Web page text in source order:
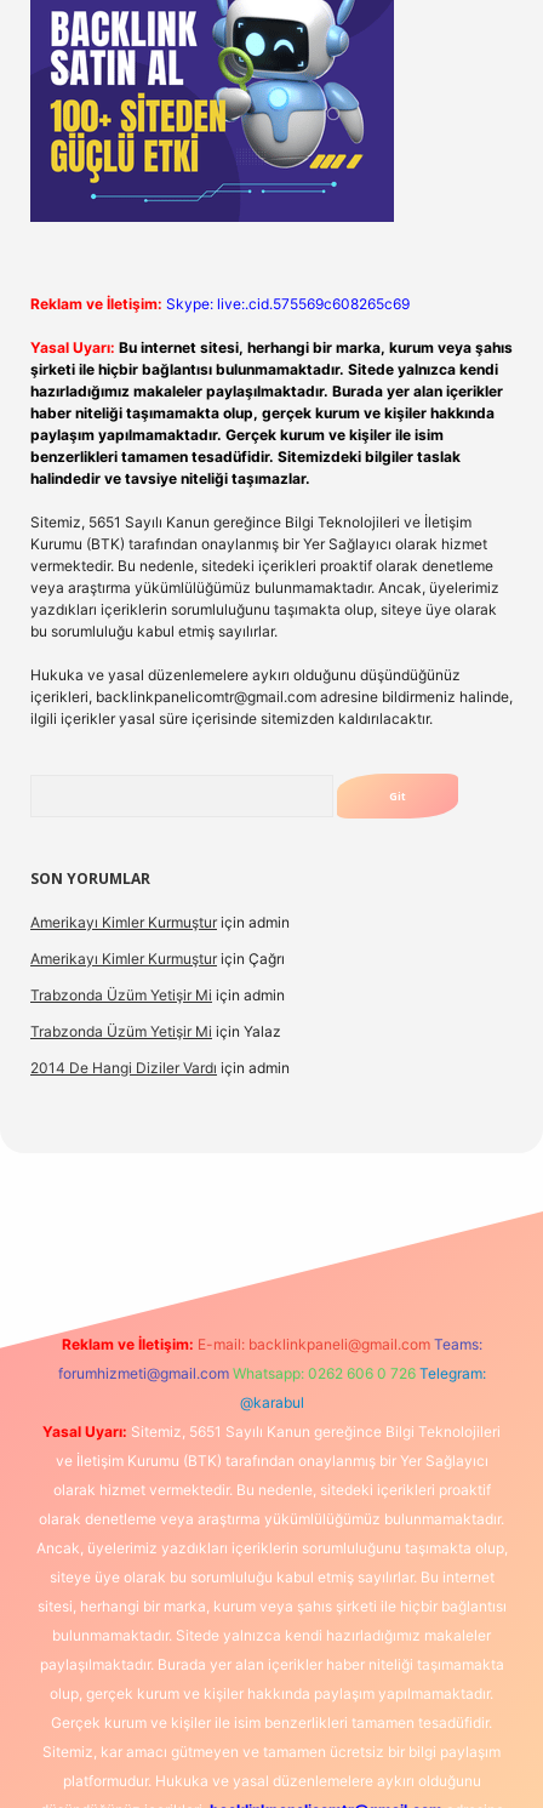
Reklam ve İletişim: Skype: live:.cid.575569c608265c69
Yasal Uyarı: Bu internet sitesi, herhangi bir marka, kurum veya şahıs
şirketi ile hiçbir bağlantısı bulunmamaktadır. Sitede yalnızca kendi
hazırladığımız makaleler paylaşılmaktadır. Burada yer alan içerikler
haber niteliği taşımamakta olup, gerçek kurum ve kişiler hakkında
paylaşım yapılmamaktadır. Gerçek kurum ve kişiler ile isim
benzerlikleri tamamen tesadüfidir. Sitemizdeki bilgiler taslak
halindedir ve tavsiye niteliği taşımazlar.
Sitemiz, 5651 Sayılı Kanun gereğince Bilgi Teknolojileri ve İletişim
Kurumu (BTK) tarafından onaylanmış bir Yer Sağlayıcı olarak hizmet
vermektedir. Bu nedenle, sitedeki içerikleri proaktif olarak denetleme
veya araştırma yükümlülüğümüz bulunmamaktadır. Ancak, üyelerimiz
yazdıkları içeriklerin sorumluluğunu taşımakta olup, siteye üye olarak
bu sorumluluğu kabul etmiş sayılırlar.
Hukuka ve yasal düzenlemelere aykırı olduğunu düşündüğünüz
içerikleri, backlinkpanelicomtr@gmail.com adresine bildirmeniz halinde,
ilgili içerikler yasal süre içerisinde sitemizden kaldırılacaktır.
SON YORUMLAR
Amerikayı Kimler Kurmuştur için admin
Amerikayı Kimler Kurmuştur için Çağrı
Trabzonda Üzüm Yetişir Mi için admin
Trabzonda Üzüm Yetişir Mi için Yalaz
2014 De Hangi Diziler Vardı için admin
Reklam ve İletişim: E-mail: backlinkpaneli@gmail.com Teams:
forumhizmeti@gmail.com Whatsapp: 0262 606 0 726 Telegram:
@karabul
Yasal Uyarı: Sitemiz, 5651 Sayılı Kanun gereğince Bilgi Teknolojileri
ve İletişim Kurumu (BTK) tarafından onaylanmış bir Yer Sağlayıcı
olarak hizmet vermektedir. Bu nedenle, sitedeki içerikleri proaktif
olarak denetleme veya araştırma yükümlülüğümüz bulunmamaktadır.
Ancak, üyelerimiz yazdıkları içeriklerin sorumluluğunu taşımakta olup,
siteye üye olarak bu sorumluluğu kabul etmiş sayılırlar. Bu internet
sitesi, herhangi bir marka, kurum veya şahıs şirketi ile hiçbir bağlantısı
bulunmamaktadır. Sitede yalnızca kendi hazırladığımız makaleler
paylaşılmaktadır. Burada yer alan içerikler haber niteliği taşımamakta
olup, gerçek kurum ve kişiler hakkında paylaşım yapılmamaktadır.
Gerçek kurum ve kişiler ile isim benzerlikleri tamamen tesadüfidir.
Sitemiz, kar amacı gütmeyen ve tamamen ücretsiz bir bilgi paylaşım
platformudur. Hukuka ve yasal düzenlemelere aykırı olduğunu